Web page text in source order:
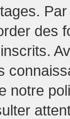
des
notre